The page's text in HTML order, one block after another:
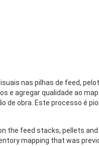
nas pilhas de feed,
e agregar qualidade ao
de obra. Este processo é
feed stacks, pellets
mapping that was